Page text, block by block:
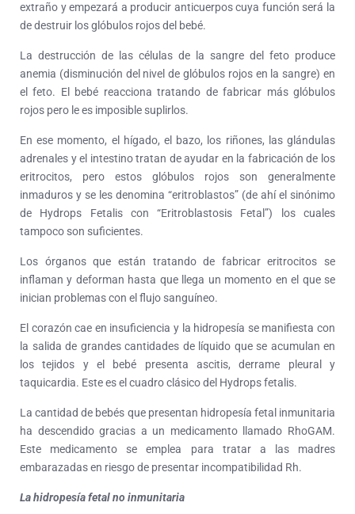
extraño y empezará a producir anticuerpos cuya función será la
de destruir los glóbulos rojos del bebé.
La destrucción de las células de la sangre del feto produce
anemia (disminución del nivel de glóbulos rojos en la sangre) en
el feto. El bebé reacciona tratando de fabricar más glóbulos
rojos pero le es imposible suplirlos.
En ese momento, el hígado, el bazo, los riñones, las glándulas
adrenales y el intestino tratan de ayudar en la fabricación de los
eritrocitos, pero estos glóbulos rojos son generalmente
inmaduros y se les denomina “eritroblastos” (de ahí el sinónimo
de Hydrops Fetalis con “Eritroblastosis Fetal”) los cuales
tampoco son suficientes.
Los órganos que están tratando de fabricar eritrocitos se
inflaman y deforman hasta que llega un momento en el que se
inician problemas con el flujo sanguíneo.
El corazón cae en insuficiencia y la hidropesía se manifiesta con
la salida de grandes cantidades de líquido que se acumulan en
los tejidos y el bebé presenta ascitis, derrame pleural y
taquicardia. Este es el cuadro clásico del Hydrops fetalis.
La cantidad de bebés que presentan hidropesía fetal inmunitaria
ha descendido gracias a un medicamento llamado RhoGAM.
Este medicamento se emplea para tratar a las madres
embarazadas en riesgo de presentar incompatibilidad Rh.
La hidropesía fetal no inmunitaria